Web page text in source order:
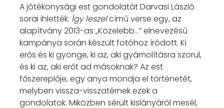
A jótékonysági est gondolatát Darvasi László
sorai ihlették. Így leszelcímű verse egy, az
alapítvány 2013-as „Közelebb…” elnevezésű
kampánya során készült fotóhoz íródott. Ki
erős és ki gyönge, ki az, aki gyámolításra szorul,
és ki az, aki erőt ad másoknak? Az est
főszereplője, egy anya mondja el történetét,
melyben vissza-visszatérnek ezek a
gondolatok. Miközben sérült kislányáról mesél,